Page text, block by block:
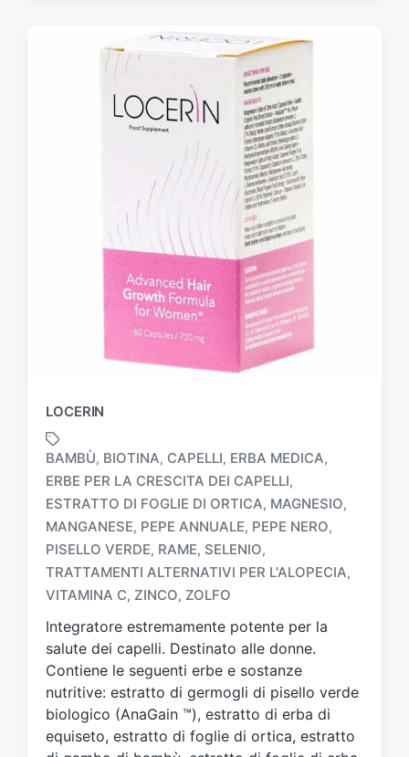
LOCERIN
T
a
g
a
t
o
c
o
n
BAMBÙ, BIOTINA, CAPELLI, ERBA MEDICA,
ERBE PER LA CRESCITA DEI CAPELLI,
ESTRATTO DI FOGLIE DI ORTICA, MAGNESIO,
MANGANESE, PEPE ANNUALE, PEPE NERO,
PISELLO VERDE, RAME, SELENIO,
TRATTAMENTI ALTERNATIVI PER L'ALOPECIA,
VITAMINA C, ZINCO, ZOLFO
Integratore estremamente potente per la
salute dei capelli. Destinato alle donne.
Contiene le seguenti erbe e sostanze
nutritive: estratto di germogli di pisello verde
biologico (AnaGain ™), estratto di erba di
equiseto, estratto di foglie di ortica, estratto